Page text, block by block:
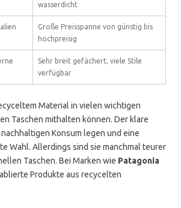
wasserdicht
Große Preisspanne von günstig bis
hochpreisig
Sehr breit gefächert, viele Stile
verfügbar
Material in vielen wichtigen
Taschen mithalten können. Der klare
Konsum legen und eine
Wahl. Allerdings sind sie manchmal teurer
Taschen. Bei Marken wie Patagonia
Produkte aus recycelten